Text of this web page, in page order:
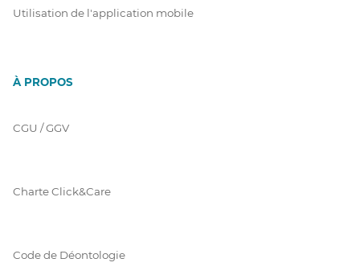
Utilisation de l'application mobile
À PROPOS
CGU / GGV
Charte Click&Care
Code de Déontologie